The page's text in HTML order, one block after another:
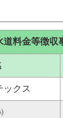
料金等徴収
ックス